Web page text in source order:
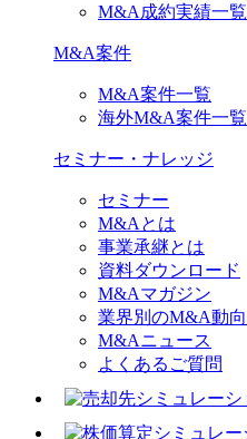
M&A成約実績一覧
M&A案件
M&A案件一覧
海外M&A案件一覧
セミナー・ナレッジ
セミナー
M&Aとは
事業承継とは
資料ダウンロード
M&Aマガジン
業界別のM&A動向
M&Aニュース
よくあるご質問